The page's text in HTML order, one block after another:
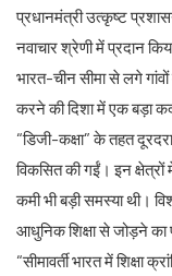
प्रधानमंत्री उत्कृष्ट
नवाचार श्रेणी में प्रदान
भारत-चीन सीमा से लगे
करने की दिशा में एक बड़ा
“डिजी-कक्षा” के तहत
विकसित की गईं। इन क्षेत्रों
कमी भी बड़ी समस्या थी।
आधुनिक शिक्षा से जोड़ने का
“सीमावर्ती भारत में शिक्षा